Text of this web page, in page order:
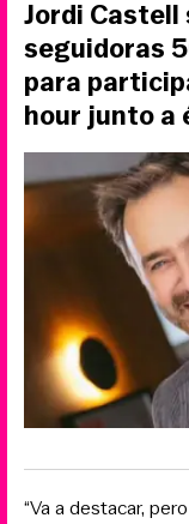
Jordi
seguidoras
para
hour junto a
“Va a destacar,